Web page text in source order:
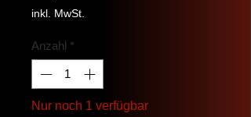
inkl. MwSt.
Anzahl *
Nur noch 1 verfügbar